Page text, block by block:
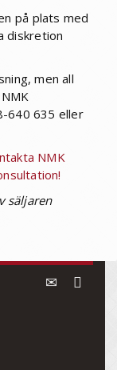
på plats med
diskretion
men all
640 635 eller
NMK
säljaren